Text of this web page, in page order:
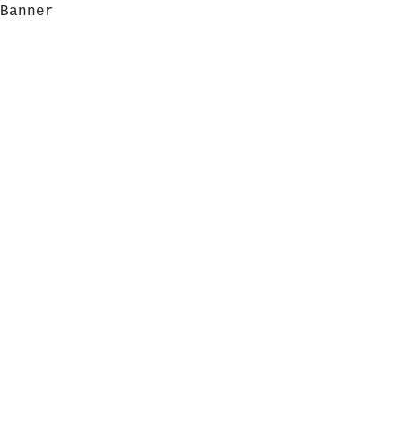
Banner